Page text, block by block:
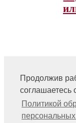
Продолжив
соглашаетесь
Политикой
На главную
Контакты,
Политика
ООО «Издательство